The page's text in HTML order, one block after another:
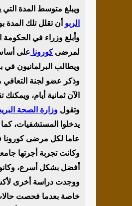
ويبلغ متوسط المدة التي
الربو أن تقلل تلك المدة
وأبلغ وزراء في الحكومة
لمرضىكورونا على
ويطالب البرلمانيون في
وذكر عضو لجنة
الآن ثمانية أيام،
وتقول وزارة الصحة
عاما لكل مرضى كورونا
وكانت تجربة أجرتها
أفضل بشكل أسرع،
ووجدت دراسة أخرى
خاصة بعدما فحصت حالات 4700 مريض في جميع أنحاء